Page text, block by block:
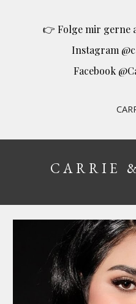
👉 Folge mir gerne
Instagram
Facebook
C
C A R R I E